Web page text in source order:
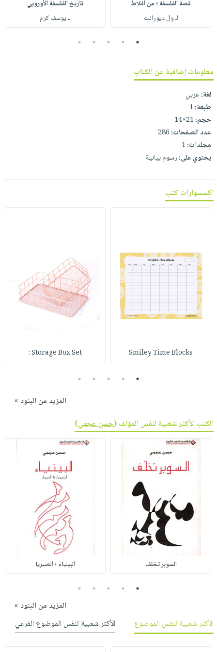
صابون
أطفال
فيديوهات
نيل
وفرات
انشر
كتابك
تواصل
معنا
التسوق
قصة الفلسفة ؛ من افلاط
لـ ول ديورانت
تاريخ الفلسفة الأوروبي
لـ يوسف كرم
1
2
3
4
5
معلومات إضافية عن الكتاب
لغة:عربي
طبعة:1
حجم:21×14
عدد الصفحات:286
مجلدات:1
يحتوي على:رسوم بيانية
اكسسوارات كتب
Smiley Time Blocks
Storage Box Set :
1
2
3
4
5
المزيد من البنود »
الكتب الأكثر شعبية لنفس المؤلف (حسن عجمي)
السوبر تخلف البينياء ؛ الصيريا
1
2
3
4
5
المزيد من البنود »
الأكثر شعبية لنفس الموضوع
الأكثر شعبية لنفس الموضوع الفرعي